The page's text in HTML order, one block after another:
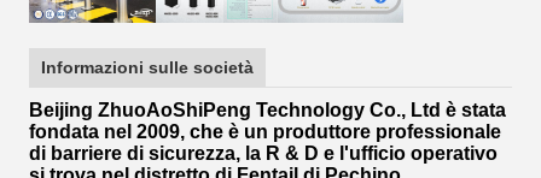
Informazioni sulle società
Beijing ZhuoAoShiPeng Technology Co., Ltd è stata
fondata nel 2009, che è un produttore professionale
di barriere di sicurezza, la R & D e l'ufficio operativo